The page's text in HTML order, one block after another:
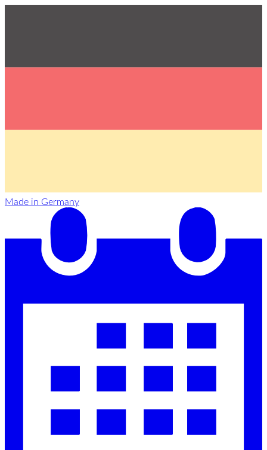
Made in Germany